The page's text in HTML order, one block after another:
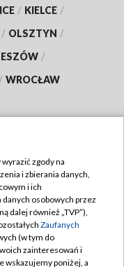
/ KIELCE /
/ OLSZTYN /
/
/ WROCŁAW
zgody na
i zbierania danych,
i ich
osobowych przez
dalej również „TVP”),
Zaufanych
(w tym do
zainteresowań i
wskazujemy poniżej, a